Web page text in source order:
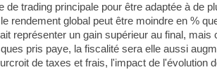
de trading principale pour être adaptée à de
rendement global peut être moindre en %
représenter un gain supérieur au final,
pris paye, la fiscalité sera elle aussi
de taxes et frais, l'impact de l'évolution